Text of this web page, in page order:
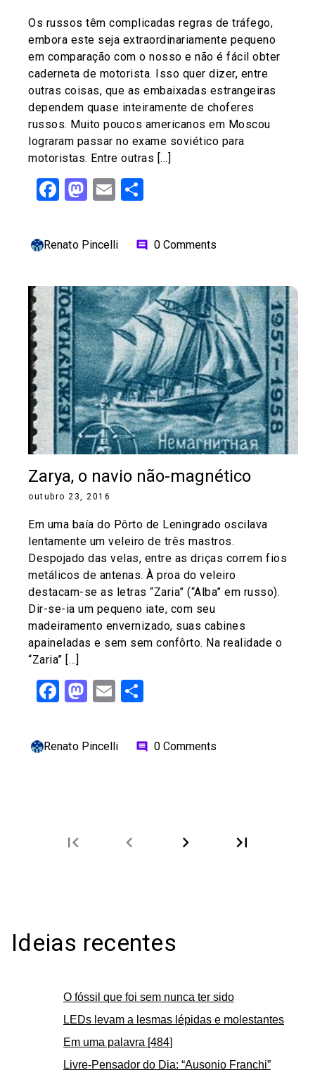
Os russos têm complicadas regras de tráfego,
embora este seja extraordinariamente pequeno
em comparação com o nosso e não é fácil obter
caderneta de motorista. Isso quer dizer, entre
outras coisas, que as embaixadas estrangeiras
dependem quase inteiramente de choferes
russos. Muito poucos americanos em Moscou
lograram passar no exame soviético para
motoristas. Entre outras […]
Facebook
Mastodon
Email
Renato Pincelli comment 0 Comments
Zarya, o navio não-magnético
outubro 23, 2016
Em uma baía do Pôrto de Leningrado oscilava
lentamente um veleiro de três mastros.
Despojado das velas, entre as driças correm fios
metálicos de antenas. À proa do veleiro
destacam-se as letras “Zaria” (“Alba” em russo).
Dir-se-ia um pequeno iate, com seu
madeiramento envernizado, suas cabines
apaineladas e sem sem confôrto. Na realidade o
“Zaria” […]
Facebook
Mastodon
Email
Renato Pincelli comment 0 Comments
first_page chevron_left chevron_right last_page
Ideias recentes
O fóssil que foi sem nunca ter sido
LEDs levam a lesmas lépidas e molestantes
Em uma palavra [484]
Livre-Pensador do Dia: “Ausonio Franchi”